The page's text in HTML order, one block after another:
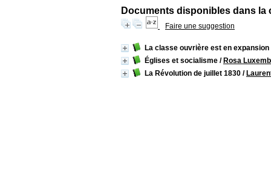
Documents disponibles dans la
Faire une suggestion
La classe ouvrière est en
Églises et socialisme / Rosa
La Révolution de juillet 1830 /